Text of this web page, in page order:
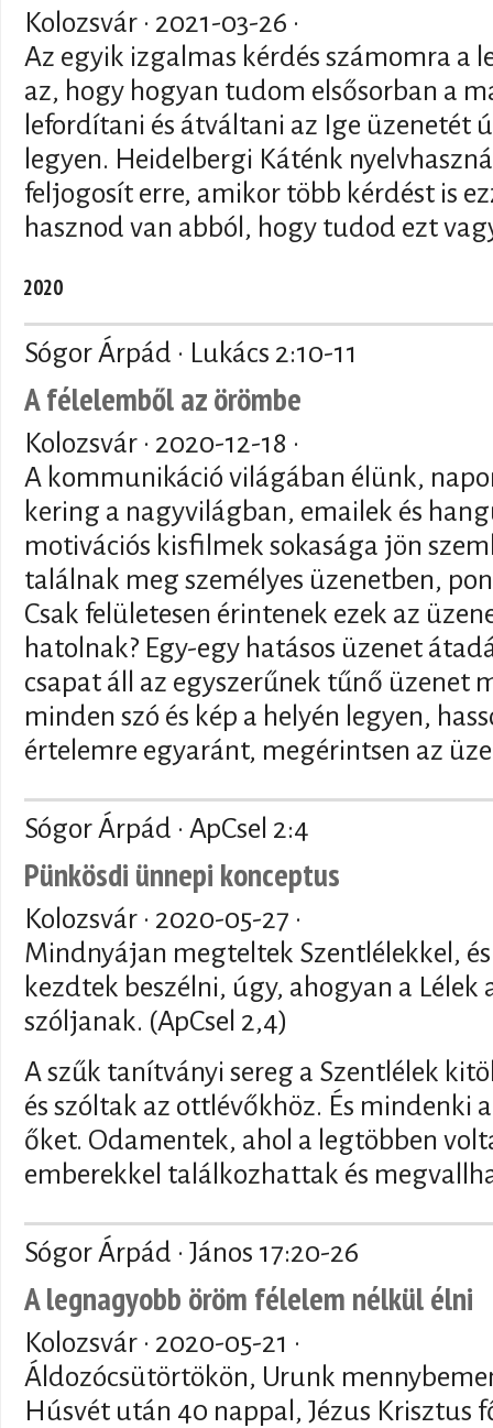
Kolozsvár · 2021-03-26 ·
Az egyik izgalmas kérdés számomra a
az, hogy hogyan tudom elsősorban a
lefordítani és átváltani az Ige üzenetét
legyen. Heidelbergi Káténk
feljogosít erre, amikor több kérdést is
hasznod van abból, hogy tudod ezt
2020
Sógor Árpád · Lukács 2:10-11
A félelemből az örömbe
Kolozsvár · 2020-12-18 ·
A kommunikáció világában élünk,
kering a nagyvilágban, emailek és
motivációs kisfilmek sokasága jön
találnak meg személyes üzenetben,
Csak felületesen érintenek ezek az
hatolnak? Egy-egy hatásos üzenet
csapat áll az egyszerűnek tűnő üzenet
minden szó és kép a helyén legyen,
értelemre egyaránt, megérintsen az
Sógor Árpád · ApCsel 2:4
Pünkösdi ünnepi konceptus
Kolozsvár · 2020-05-27 ·
Mindnyájan megteltek Szentlélekkel,
kezdtek beszélni, úgy, ahogyan a
szóljanak. (ApCsel 2,4)
A szűk tanítványi sereg a Szentlélek
és szóltak az ottlévőkhöz. És mindenki
őket. Odamentek, ahol a legtöbben
emberekkel találkozhattak és
Sógor Árpád · János 17:20-26
A legnagyobb öröm félelem nélkül élni
Kolozsvár · 2020-05-21 ·
Áldozócsütörtökön, Urunk
Húsvét után 40 nappal, Jézus Krisztus